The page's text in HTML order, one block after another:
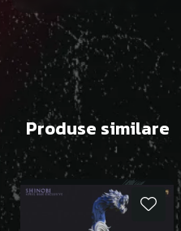
Produse similare